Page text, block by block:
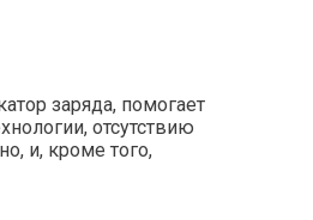
заряда, помогает
отсутствию
и, кроме того,